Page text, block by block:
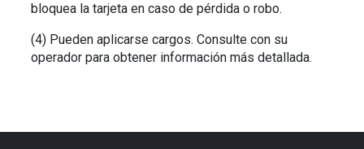
bloquea la tarjeta en caso de pérdida o robo.
(4) Pueden aplicarse cargos. Consulte con su
operador para obtener información más detallada.